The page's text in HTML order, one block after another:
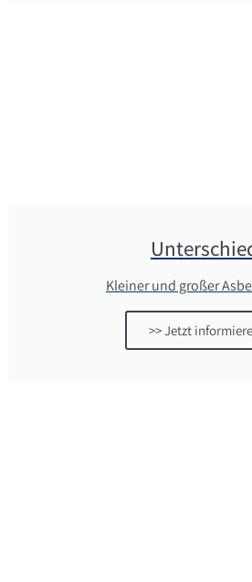
Kleiner und großer
>> Jetzt